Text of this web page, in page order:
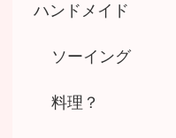
ハンドメイド
ソーイング
料理？